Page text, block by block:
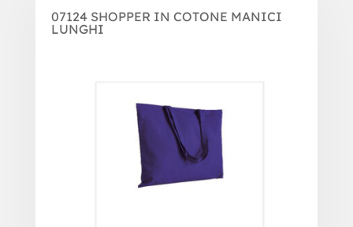
07124 SHOPPER IN COTONE MANICI
LUNGHI